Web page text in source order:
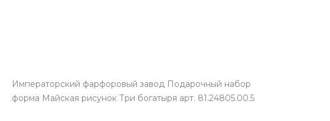
Императорский фарфоровый завод Подарочный набор
форма Майская рисунок Три богатыря арт. 81.24805.00.5